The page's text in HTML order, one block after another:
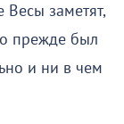
заметят,
прежде был
и ни в чем